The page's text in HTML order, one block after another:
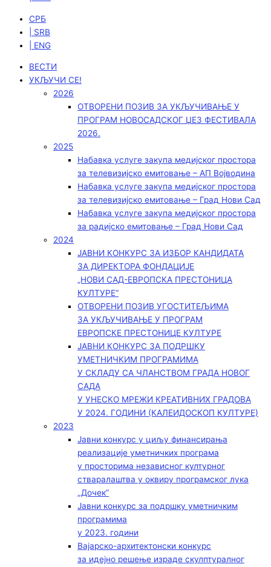
СРБ
| SRB
| ENG
ВЕСТИ
УКЉУЧИ СЕ!
2026
ОТВОРЕНИ ПОЗИВ ЗА УКЉУЧИВАЊЕ У
ПРОГРАМ НОВОСАДСКОГ ЏЕЗ ФЕСТИВАЛА
2026.
2025
Набавка услуге закупа медијског простора
за телевизијско емитовање – АП Војводинa
Набавка услуге закупа медијског простора
за телевизијско емитовање – Град Нови Сад
Набавка услуге закупа медијског простора
за радијско емитовање – Град Нови Сад
2024
ЈАВНИ КОНКУРС ЗА ИЗБОР КАНДИДАТА
ЗА ДИРЕКТОРА ФОНДАЦИЈЕ
„НОВИ САД-ЕВРОПСКА ПРЕСТОНИЦА
КУЛТУРЕ“
ОТВОРЕНИ ПОЗИВ УГОСТИТЕЉИМА
ЗА УКЉУЧИВАЊЕ У ПРОГРАМ
ЕВРОПСКЕ ПРЕСТОНИЦЕ КУЛТУРЕ
ЈАВНИ КОНКУРС ЗА ПОДРШКУ
УМЕТНИЧКИМ ПРОГРАМИМА
У СКЛАДУ СА ЧЛАНСТВОМ ГРАДА НОВОГ
САДА
У УНЕСКО МРЕЖИ КРЕАТИВНИХ ГРАДОВА
У 2024. ГОДИНИ (КАЛЕИДОСКОП КУЛТУРЕ)
2023
Јавни конкурс у циљу финансирања
реализације уметничких програма
у просторима независног културног
стваралаштва у оквиру програмског лука
„Дочек”
Јавни конкурс за подршку уметничким
програмима
у 2023. години
Вајарско-архитектонски конкурс
за идејно решење израде скулптуралног